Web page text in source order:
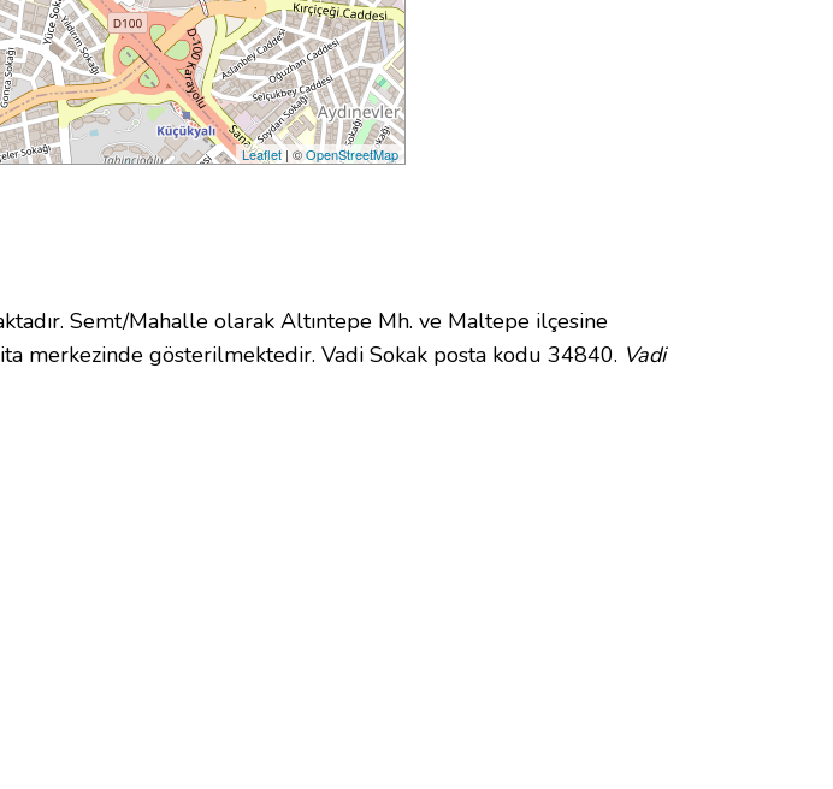
Leaflet | ©OpenStreetMap
Semt/Mahalle olarak Altıntepe Mh. ve Maltepe ilçesine
merkezinde gösterilmektedir. Vadi Sokak posta kodu 34840. Vadi